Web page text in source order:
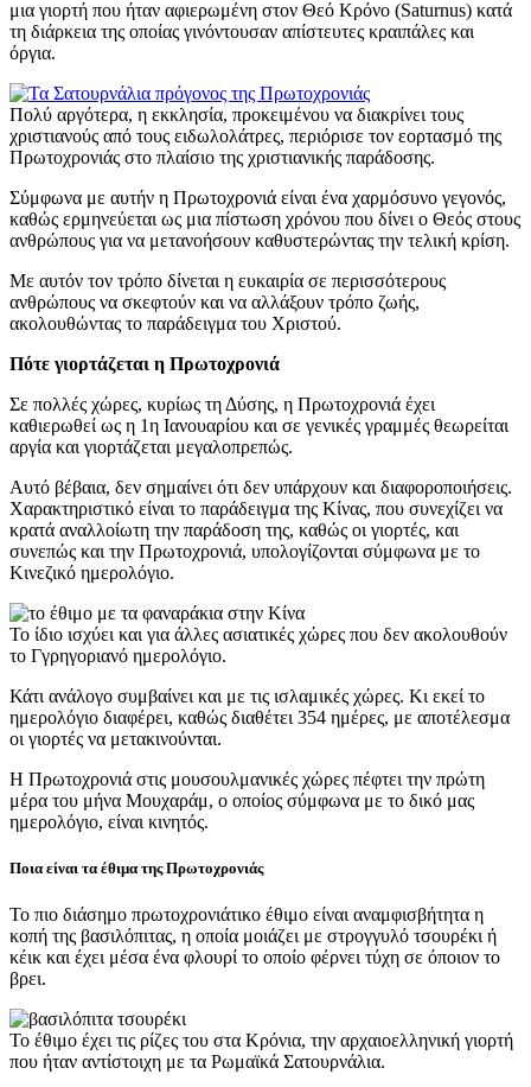
μια γιορτή που ήταν αφιερωμένη στον Θεό Κρόνο (Saturnus) κατά
τη διάρκεια της οποίας γινόντουσαν απίστευτες κραιπάλες και
όργια.
Πολύ αργότερα, η εκκλησία, προκειμένου να διακρίνει τους
χριστιανούς από τους ειδωλολάτρες, περιόρισε τον εορτασμό της
Πρωτοχρονιάς στο πλαίσιο της χριστιανικής παράδοσης.
Σύμφωνα με αυτήν η Πρωτοχρονιά είναι ένα χαρμόσυνο γεγονός,
καθώς ερμηνεύεται ως μια πίστωση χρόνου που δίνει ο Θεός στους
ανθρώπους για να μετανοήσουν καθυστερώντας την τελική κρίση.
Με αυτόν τον τρόπο δίνεται η ευκαιρία σε περισσότερους
ανθρώπους να σκεφτούν και να αλλάξουν τρόπο ζωής,
ακολουθώντας το παράδειγμα του Χριστού.
Πότε γιορτάζεται η Πρωτοχρονιά
Σε πολλές χώρες, κυρίως τη Δύσης, η Πρωτοχρονιά έχει
καθιερωθεί ως η 1η Ιανουαρίου και σε γενικές γραμμές θεωρείται
αργία και γιορτάζεται μεγαλοπρεπώς.
Αυτό βέβαια, δεν σημαίνει ότι δεν υπάρχουν και διαφοροποιήσεις.
Χαρακτηριστικό είναι το παράδειγμα της Κίνας, που συνεχίζει να
κρατά αναλλοίωτη την παράδοση της, καθώς οι γιορτές, και
συνεπώς και την Πρωτοχρονιά, υπολογίζονται σύμφωνα με το
Κινεζικό ημερολόγιο.
Το ίδιο ισχύει και για άλλες ασιατικές χώρες που δεν ακολουθούν
το Γγρηγοριανό ημερολόγιο.
Κάτι ανάλογο συμβαίνει και με τις ισλαμικές χώρες. Κι εκεί το
ημερολόγιο διαφέρει, καθώς διαθέτει 354 ημέρες, με αποτέλεσμα
οι γιορτές να μετακινούνται.
Η Πρωτοχρονιά στις μουσουλμανικές χώρες πέφτει την πρώτη
μέρα του μήνα Μουχαράμ, ο οποίος σύμφωνα με το δικό μας
ημερολόγιο, είναι κινητός.
Ποια είναι τα έθιμα της Πρωτοχρονιάς
Το πιο διάσημο πρωτοχρονιάτικο έθιμο είναι αναμφισβήτητα η
κοπή της βασιλόπιτας, η οποία μοιάζει με στρογγυλό τσουρέκι ή
κέικ και έχει μέσα ένα φλουρί το οποίο φέρνει τύχη σε όποιον το
βρει.
Το έθιμο έχει τις ρίζες του στα Κρόνια, την αρχαιοελληνική γιορτή
που ήταν αντίστοιχη με τα Ρωμαϊκά Σατουρνάλια.